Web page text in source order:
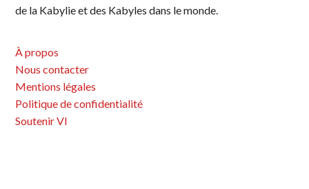
de la Kabylie et des Kabyles dans le monde.
À propos
Nous contacter
Mentions légales
Politique de confidentialité
Soutenir VI